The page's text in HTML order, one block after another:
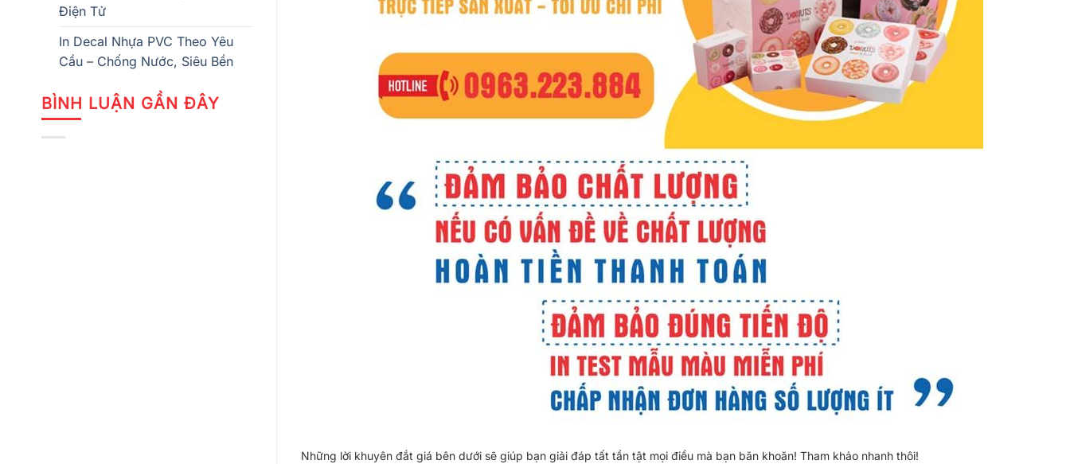
Điện Tử
In Decal Nhựa PVC Theo Yêu
Cầu – Chống Nước, Siêu Bền
BÌNH LUẬN GẦN ĐÂY
Những lời khuyên đắt giá bên dưới sẽ giúp bạn giải đáp tất tần tật mọi điều mà bạn băn khoăn! Tham khảo nhanh thôi!